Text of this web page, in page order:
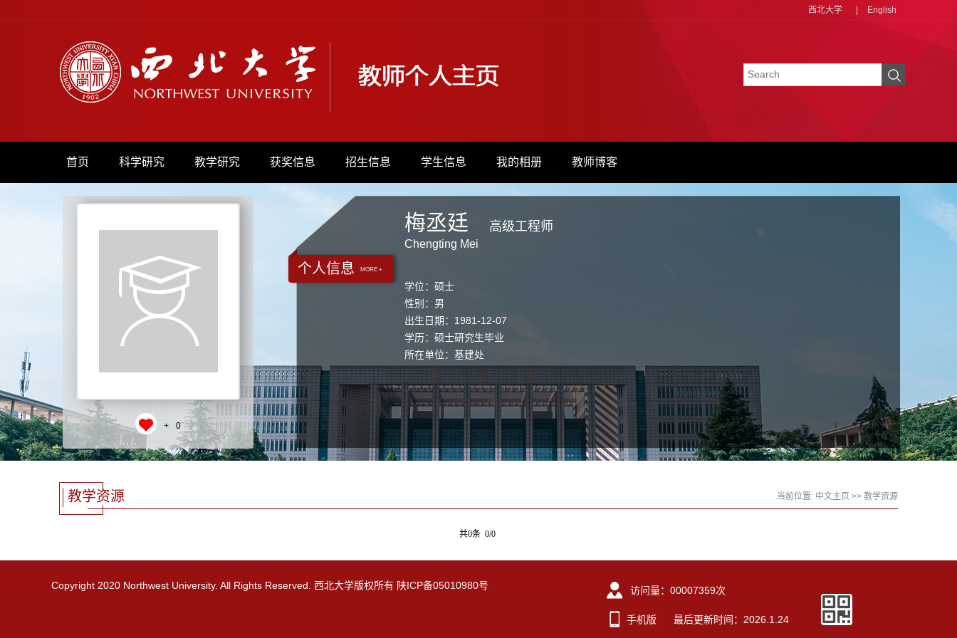
西北大学 English
首页 科学研究 教学研究 获奖信息 招生信息 学生信息 我的相册 教师博客
+ 0
个人信息 MORE +
梅丞廷
Chengting Mei
高级工程师
学位：硕士
性别：男
出生日期：1981-12-07
学历：硕士研究生毕业
所在单位：基建处
教学资源 当前位置: 中文主页 >> 教学资源
共0条 0/0
Copyright 2020 Northwest University. All Rights Reserved. 西北大学版权所有 陕ICP备05010980号 访问量： 00007359次
手机版 最后更新时间： 2026 1 24